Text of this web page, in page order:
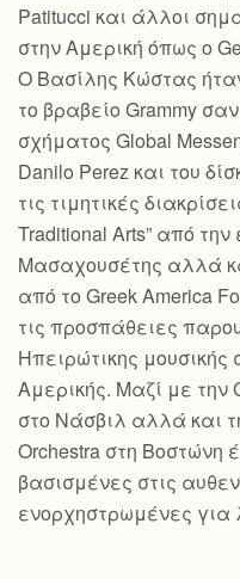
Patitucci και άλλοι
στην Αμερική όπως ο
Ο Βασίλης Κώστας
το βραβείο Grammy
σχήματος Global
Danilo Perez και του
τις τιμητικές
Traditional Arts” από
Μασαχουσέτης αλλά
από το Greek America
τις προσπάθειες
Ηπειρώτικης μουσικής
Αμερικής. Μαζί με την
στο Νάσβιλ αλλά και
Orchestra στη Βοστώνη
βασισμένες στις
ενορχηστρωμένες για